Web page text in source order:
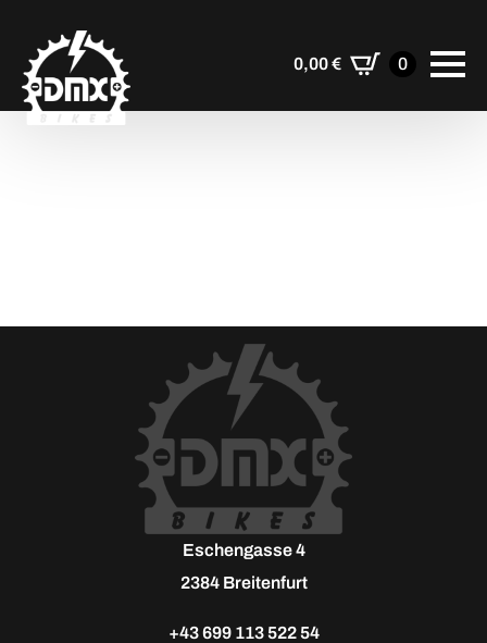
0,00€ 0
Eschengasse 4
2384 Breitenfurt
+43 699 113 522 54